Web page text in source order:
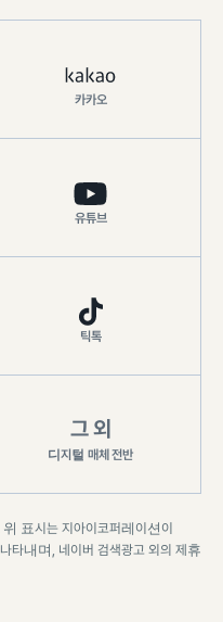
카카오
유튜브
틱톡
그 외
디지털 매체 전반
표시는 지아이코퍼레이션이
타내며, 네이버 검색광고 외의 제휴